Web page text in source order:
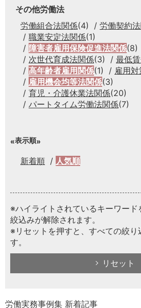
その他労働法
労働組合法関係(4) 労働契約
職業安定法関係(1)
障害者雇用保険促進法関係(8)
次世代育成法関係(3) 最低
高年齢者雇用関係(1) 雇用
雇用機会均等法関係(3)
育児・介護休業法関係(20)
パートタイム労働法関係(7)
表示順
新着順 人気順
※ハイライトされているキーワード
絞込みが解除されます。
※リセットを押すと、すべての絞り
す。
リセット
労働実務事例集 新着記事